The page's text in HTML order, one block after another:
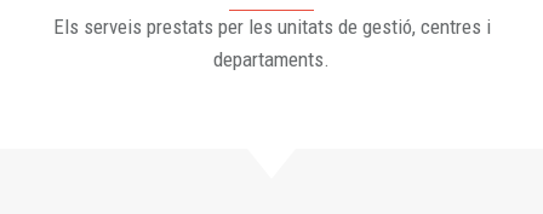
Els serveis prestats per les unitats de gestió, centres i
departaments.